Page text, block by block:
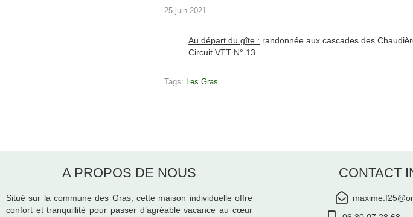
25 juin 2021
Au départ du gîte : randonnée aux cascades des
Circuit VTT N° 13
Tags: Les Gras
A PROPOS DE NOUS
Situé sur la commune des Gras, cette maison individuelle offre
confort et tranquillité pour passer d’agréable vacance au cœur
CONTACT